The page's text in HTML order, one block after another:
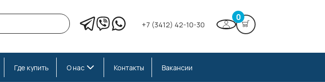
+7 (3412) 42-10-30
0
Где купить О нас Контакты Вакансии